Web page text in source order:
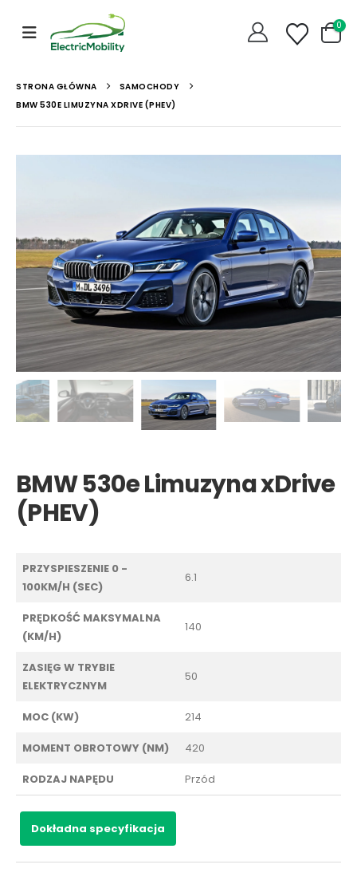
0
STRONA GŁÓWNA
SAMOCHODY
BMW 530E LIMUZYNA XDRIVE (PHEV)
BMW 530e Limuzyna xDrive
(PHEV)
PRZYSPIESZENIE 0 -
100KM/H (SEC)
6.1
PRĘDKOŚĆ MAKSYMALNA
(KM/H)
140
ZASIĘG W TRYBIE
ELEKTRYCZNYM
50
MOC (KW) 214
MOMENT OBROTOWY (NM) 420
RODZAJ NAPĘDU Przód
Dokładna specyfikacja